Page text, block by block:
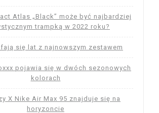
Atlas „Black” może być najbardziej
trampką w 2022 roku?
się lat z najnowszym zestawem
pojawia się w dwóch sezonowych
kolorach
X Nike Air Max 95 znajduje się na
horyzoncie